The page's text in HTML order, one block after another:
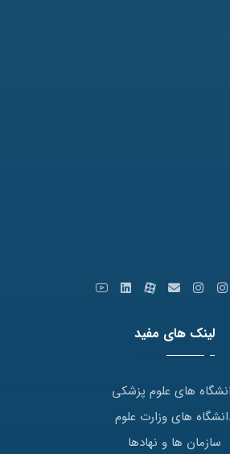
لینک های مفید
های علوم پزشکی
های وزارت علوم
سازمان ها و نهادها